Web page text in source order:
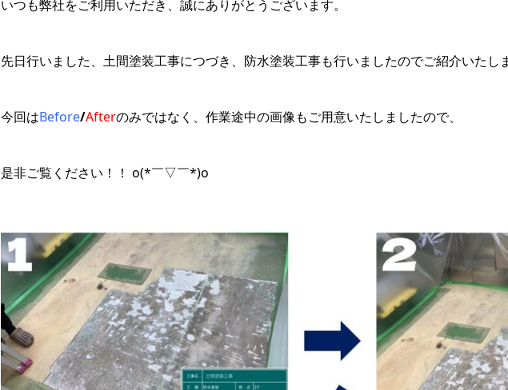
いつも弊社をご利用いただき、誠にありがとうございます。
先日行いました、土間塗装工事につづき、防水塗装工事も行いましたのでご紹介いた
今回はBefore/Afterのみではなく、作業途中の画像もご用意いたしましたので、
是非ご覧ください！！ o(*￣▽￣*)o